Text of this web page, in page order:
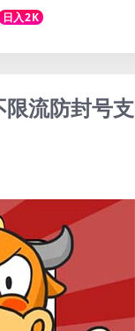
日入2K
限流防封号支